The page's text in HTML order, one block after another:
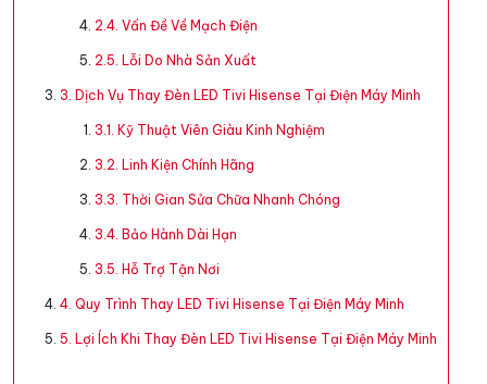
2.4. Vấn Đề Về Mạch Điện
2.5. Lỗi Do Nhà Sản Xuất
3. Dịch Vụ Thay Đèn LED Tivi Hisense Tại Điện Máy Minh
3.1. Kỹ Thuật Viên Giàu Kinh Nghiệm
3.2. Linh Kiện Chính Hãng
3.3. Thời Gian Sửa Chữa Nhanh Chóng
3.4. Bảo Hành Dài Hạn
3.5. Hỗ Trợ Tận Nơi
4. Quy Trình Thay LED Tivi Hisense Tại Điện Máy Minh
5. Lợi Ích Khi Thay Đèn LED Tivi Hisense Tại Điện Máy Minh